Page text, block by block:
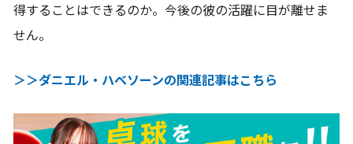
得することはできるのか。今後の彼の活躍に目が離せま
せん。
＞＞ダニエル・ハベソーンの関連記事はこちら